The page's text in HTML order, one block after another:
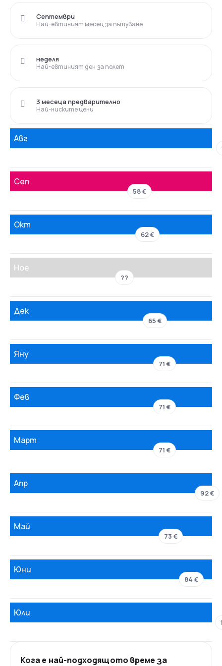
Най-евтиният месец за пътуване
Септември
Най-евтиният ден за полет
неделя
Най-ниските цени
3 месеца предварително
Авг
Сеп
58 €
Окт
62 €
Ное
??
Дек
65 €
Яну
71 €
Фев
71 €
Март
71 €
Апр
92 €
Май
73 €
Юни
84 €
Юли
Кога е най-подходящото време за